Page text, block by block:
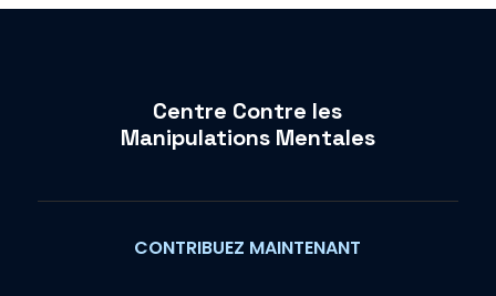
Centre Contre les
Manipulations Mentales
CONTRIBUEZ MAINTENANT